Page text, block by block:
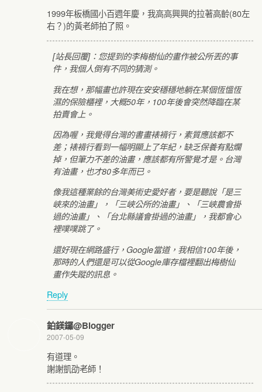
1999年板橋國小百週年慶，我高高興興的拉著高齡(80左
右？)的黃老師拍了照。
[站長回覆]：您提到的李梅樹仙的畫作被公所丟的事
件，我個人倒有不同的猜測。
我在想，那幅畫也許現在安安穩穩地躺在某個恆慍恆
濕的保險櫃裡，大概50年，100年後會突然降臨在某
拍賣會上。
因為喔，我覺得台灣的書畫裱褙行，素質應該都不
差；裱褙行看到一幅明顯上了年紀，缺乏保養有點爛
掉，但筆力不差的油畫，應該都有所警覺才是。台灣
有油畫，也才80多年而已。
像我這種業餘的台灣美術史愛好者，要是聽說「是三
峽來的油畫」，「三峽公所的油畫」、「三峽農會掛
過的油畫」、「台北縣議會掛過的油畫」，我都會心
裡噗噗跳了。
還好現在網路盛行，Google當道，我相信100年後，
那時的人們還是可以從Google庫存檔裡翻出梅樹仙
畫作失蹤的訊息。
Reply
鉑鎂鑼@Blogger
2007-05-09
有道理。
謝謝凱劭老師！